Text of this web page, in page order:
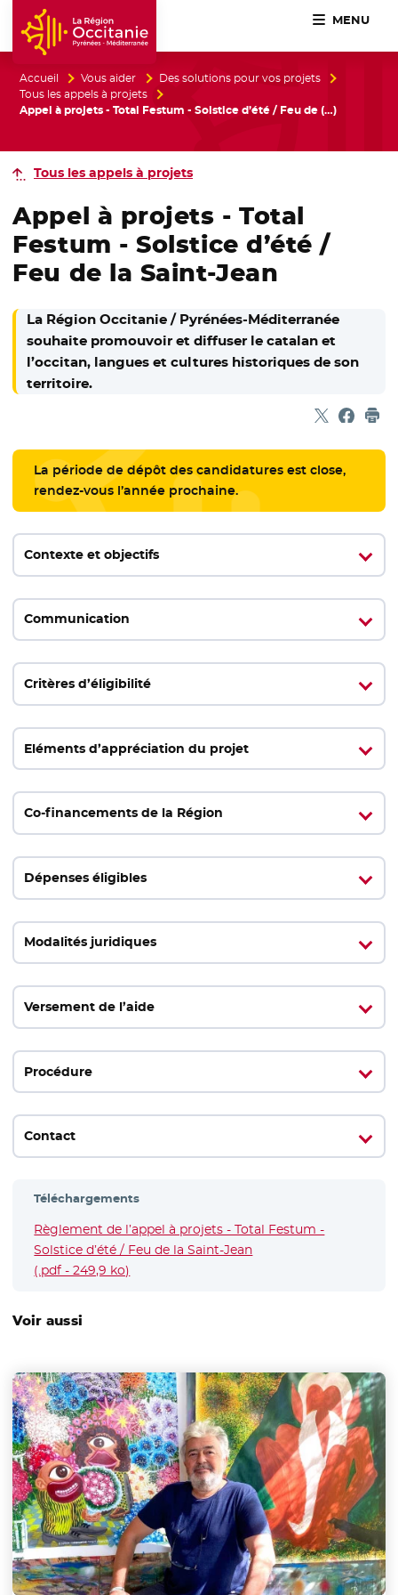
Accueil Région Occitanie / Pyrénées-Méditerranée
MENU
Accueil Vous aider
Des solutions pour vos projets
Tous les appels à projets
Appel à projets - Total Festum - Solstice d’été / Feu de (…)
Tous les appels à projets
Appel à projets -Total
Festum - Solstice d’été /
Feu de la Saint-Jean
La Région Occitanie / Pyrénées-Méditerranée
souhaite promouvoir et diffuser le catalan et
l’occitan, langues et cultures historiques de son
territoire.
Partager
- Nouvelle
-
La période de dépôt des candidatures est close,
rendez-vous l’année prochaine.
Contexte et objectifs
Communication
Critères d’éligibilité
Eléments d’appréciation du projet
Co-financements de la Région
Dépenses éligibles
Modalités juridiques
Versement de l’aide
Procédure
Contact
Téléchargements
Règlement de l’appel à projets - Total Festum -
Solstice d’été / Feu de la Saint-Jean
(.pdf - 249,9 ko)
Voir aussi